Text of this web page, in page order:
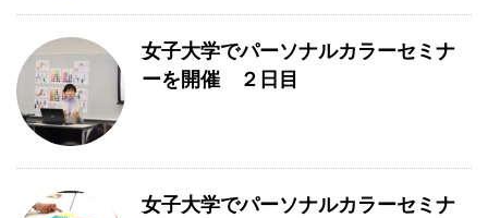
女子大学でパーソナルカラーセミナ
ーを開催 ２日目
女子大学でパーソナルカラーセミナ